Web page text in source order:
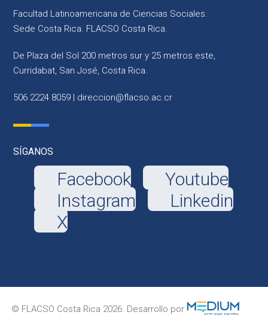
Facultad Latinoamericana de Ciencias Sociales.
Sede Costa Rica. FLACSO Costa Rica.
De Plaza del Sol 200 metros sur y 25 metros este,
Curridabat, San José, Costa Rica.
506 2224 8059 | direccion@flacso.ac.cr
SÍGANOS
Facebook
Youtube
Instagram
Linkedin
X
© FLACSO Costa Rica 2026. Desarrollo por